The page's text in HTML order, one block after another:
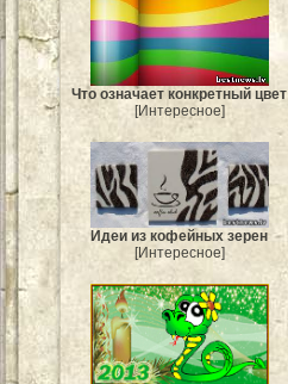
Что означает конкретный цвет
[Интересное]
Идеи из кофейных зерен
[Интересное]